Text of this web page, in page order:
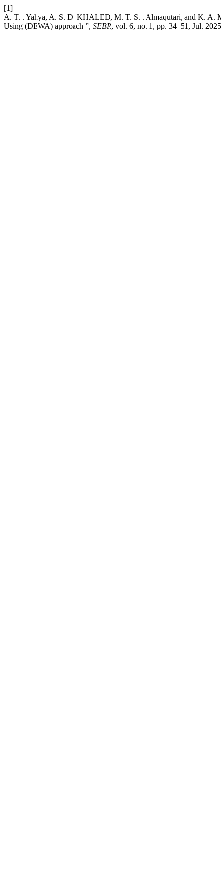
[1]
A. T. . Yahya, A. S. D. KHALED, M. T. S. . Almaqutari, and K. A.
Using (DEWA) approach ”, SEBR, vol. 6, no. 1, pp. 34–51, Jul.